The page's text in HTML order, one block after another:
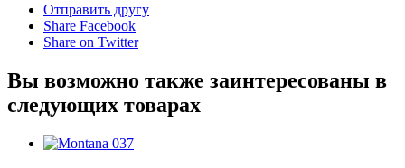
Отправить другу
Share Facebook
Share on Twitter
Вы возможно также заинтересованы в
следующих товарах